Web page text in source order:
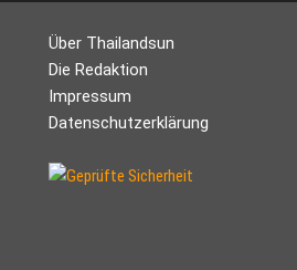
Über Thailandsun
Die Redaktion
Impressum
Datenschutzerklärung